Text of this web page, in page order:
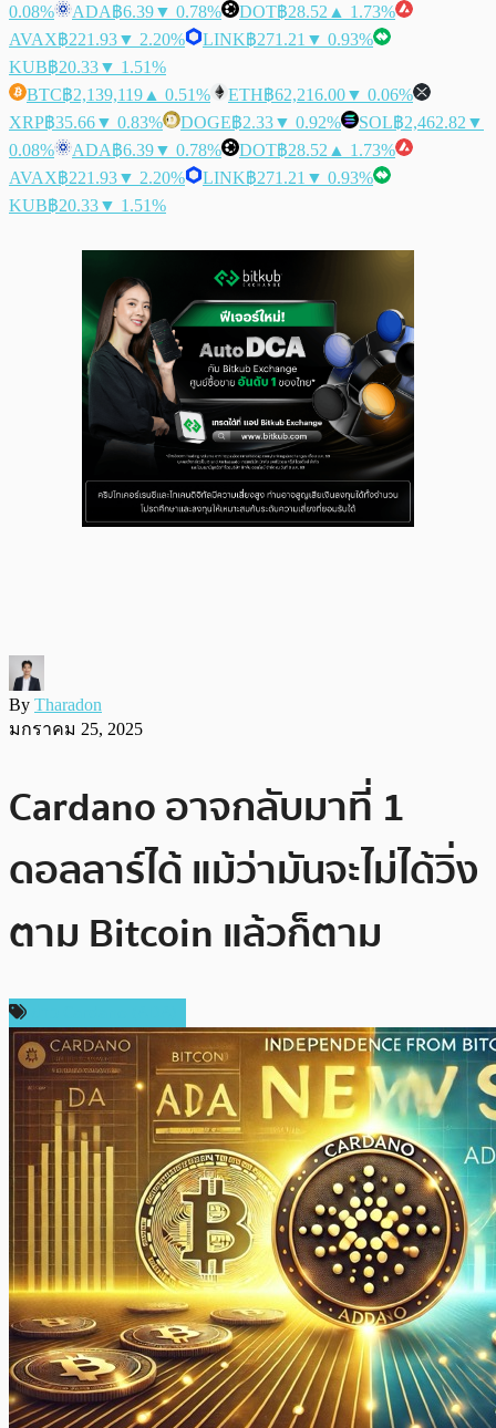
0.08%
ADA฿6.39▼ 0.78% DOT฿28.52 ▲ 1.73%
AVAX฿221.93▼ 2.20% LINK฿271.21 ▼ 0.93%
KUB฿20.33▼ 1.51%
BTC฿2,139,119 ▲ 0.51% ETH฿62,216.00▼ 0.06%
XRP฿35.66▼ 0.83% DOGE฿2.33▼ 0.92% SOL฿2,462.82 ▼
0.08%
ADA฿6.39▼ 0.78% DOT฿28.52 ▲ 1.73%
AVAX฿221.93▼ 2.20% LINK฿271.21 ▼ 0.93%
KUB฿20.33▼ 1.51%
By Tharadon
มกราคม 25, 2025
Cardano อาจกลับมาที่ 1
ดอลลาร์ได้ แม้ว่ามันจะไม่ได้วิ่ง
ตาม Bitcoin แล้วก็ตาม